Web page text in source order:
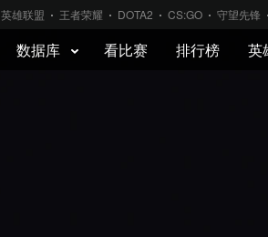
英雄联盟 王者荣耀 DOTA2 CS:GO 守望先锋
数据库 看比赛 排行榜 英